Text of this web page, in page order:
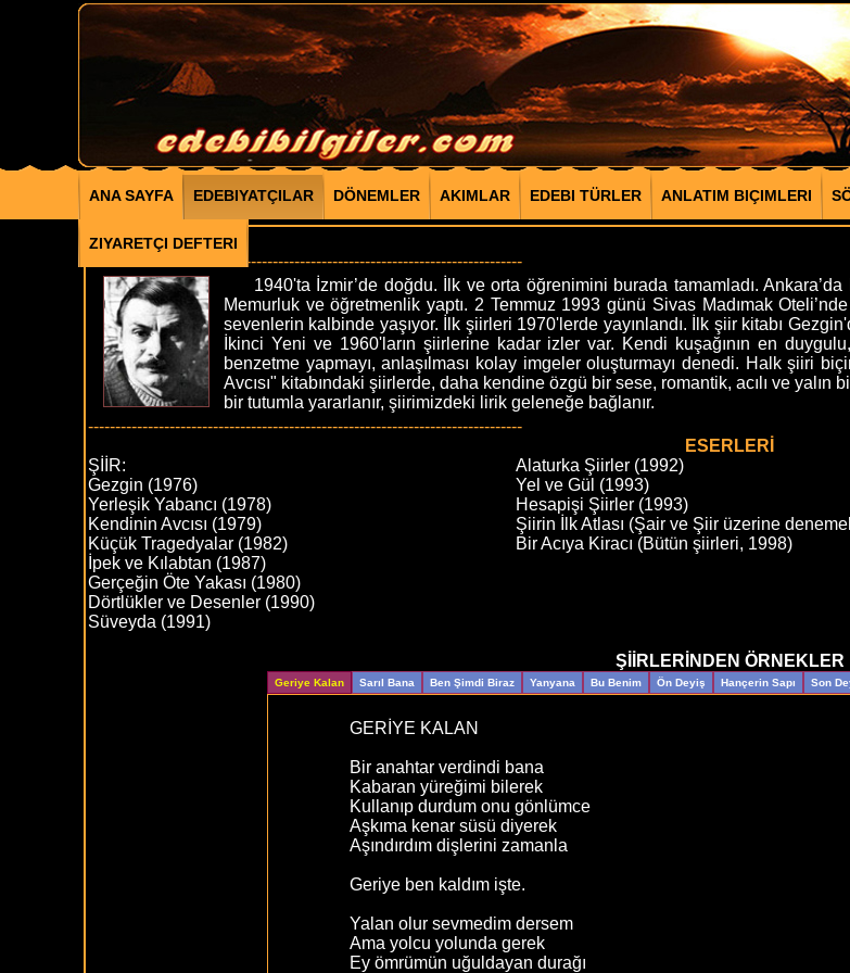
ANA SAYFA EDEBIYATÇILAR DÖNEMLER AKIMLAR EDEBI TÜRLER ANLATIM BIÇIMLERI
ZIYARETÇI DEFTERI
METİN ALTIOK
--------------------------------------------------------------------------------
1940'ta İzmir’de doğdu. İlk ve orta öğrenimini burada tamamladı.
Memurluk ve öğretmenlik yaptı. 2 Temmuz 1993 günü Sivas Madımak
sevenlerin kalbinde yaşıyor. İlk şiirleri 1970'lerde yayınlandı. İlk şiir kitabı
İkinci Yeni ve 1960'ların şiirlerine kadar izler var. Kendi kuşağının en
benzetme yapmayı, anlaşılması kolay imgeler oluşturmayı denedi. Halk şiiri
Avcısı" kitabındaki şiirlerde, daha kendine özgü bir sese, romantik, acılı ve
bir tutumla yararlanır, şiirimizdeki lirik geleneğe bağlanır.
--------------------------------------------------------------------------------
ESERLERİ
ŞİİR:
Gezgin (1976)
Yerleşik Yabancı (1978)
Kendinin Avcısı (1979)
Küçük Tragedyalar (1982)
İpek ve Kılabtan (1987)
Gerçeğin Öte Yakası (1980)
Dörtlükler ve Desenler (1990)
Süveyda (1991)
Alaturka Şiirler (1992)
Yel ve Gül (1993)
Hesapişi Şiirler (1993)
Şiirin İlk Atlası (Şair ve Şiir üzerine
Bir Acıya Kiracı (Bütün şiirleri, 1998)
ŞİİRLERİNDEN ÖRNEKLER
Geriye Kalan Sarıl Bana Ben Şimdi Biraz Yanyana Bu Benim Ön Deyiş Hançerin Sapı Son
GERİYE KALAN
Bir anahtar verdindi bana
Kabaran yüreğimi bilerek
Kullanıp durdum onu gönlümce
Aşkıma kenar süsü diyerek
Aşındırdım dişlerini zamanla
Geriye ben kaldım işte.
Yalan olur sevmedim dersem
Ama yolcu yolunda gerek
Ey ömrümün uğuldayan durağı